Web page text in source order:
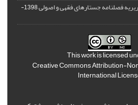
فصلنامه جستارهای فقهی و اصولی
1398-
This work is licensed
Creative Commons Attribution-
International